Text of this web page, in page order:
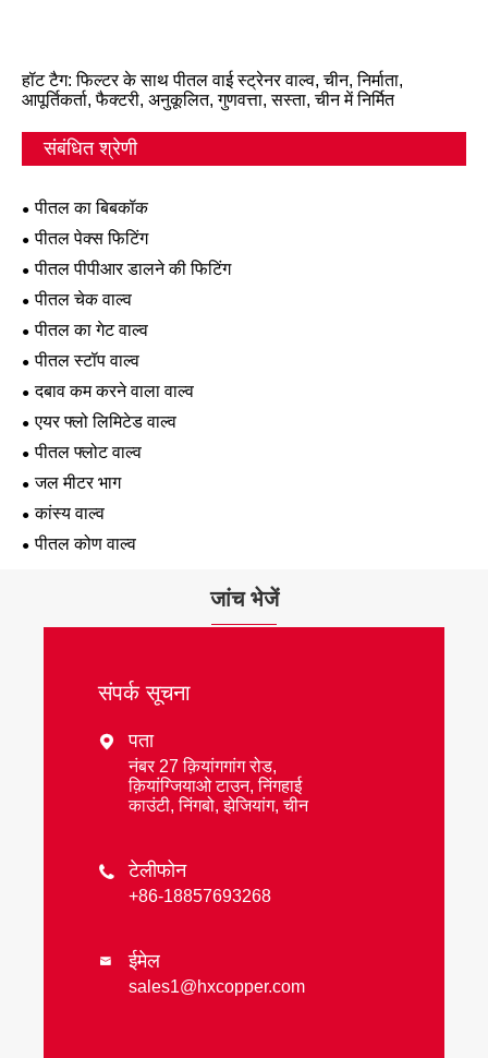
हॉट टैग: फिल्टर के साथ पीतल वाई स्ट्रेनर वाल्व, चीन, निर्माता,
आपूर्तिकर्ता, फैक्टरी, अनुकूलित, गुणवत्ता, सस्ता, चीन में निर्मित
संबंधित श्रेणी
पीतल का बिबकॉक
पीतल पेक्स फिटिंग
पीतल पीपीआर डालने की फिटिंग
पीतल चेक वाल्व
पीतल का गेट वाल्व
पीतल स्टॉप वाल्व
दबाव कम करने वाला वाल्व
एयर फ्लो लिमिटेड वाल्व
पीतल फ्लोट वाल्व
जल मीटर भाग
कांस्य वाल्व
पीतल कोण वाल्व
जांच भेजें
संपर्क सूचना
 पता
नंबर 27 क़ियांगगांग रोड,
क़ियांग्जियाओ टाउन, निंगहाई
काउंटी, निंगबो, झेजियांग, चीन
 टेलीफोन
+86-18857693268
 ईमेल
sales1@hxcopper.com